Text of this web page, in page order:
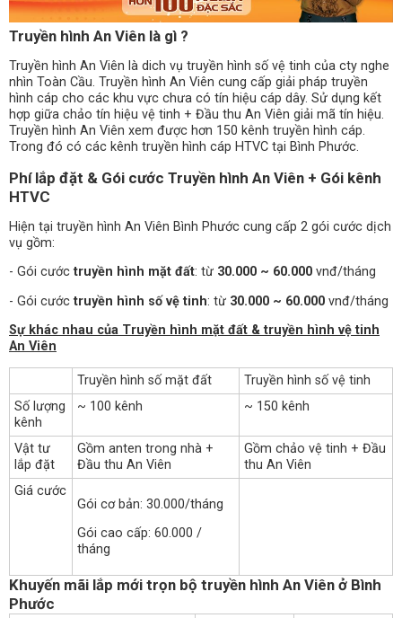
Truyền hình An Viên là gì ?
Truyền hình An Viên là dich vụ truyền hình số vệ tinh của cty nghe
nhìn Toàn Cầu. Truyền hình An Viên cung cấp giải pháp truyền
hình cáp cho các khu vực chưa có tín hiệu cáp dây. Sử dụng kết
hợp giữa chảo tín hiệu vệ tinh + Đầu thu An Viên giải mã tín hiệu.
Truyền hình An Viên xem được hơn 150 kênh truyền hình cáp.
Trong đó có các kênh truyền hình cáp HTVC tại Bình Phước.
Phí lắp đặt & Gói cước Truyền hình An Viên + Gói kênh
HTVC
Hiện tại truyền hình An Viên Bình Phước cung cấp 2 gói cước dịch
vụ gồm:
- Gói cước truyền hình mặt đất: từ 30.000 ~ 60.000 vnđ/tháng
- Gói cước truyền hình số vệ tinh: từ 30.000 ~ 60.000 vnđ/tháng
Sự khác nhau của Truyền hình mặt đất & truyền hình vệ tinh
An Viên
Truyền hình số mặt đất
Truyền hình số vệ tinh
Số lượng
kênh
~ 100 kênh ~ 150 kênh
Vật tư
lắp đặt
Gồm anten trong nhà +
Đầu thu An Viên
Gồm chảo vệ tinh + Đầu
thu An Viên
Giá cước
Gói cơ bản: 30.000/tháng
Gói cao cấp: 60.000 /
tháng
Khuyến mãi lắp mới trọn bộ truyền hình An Viên ở Bình
Phước